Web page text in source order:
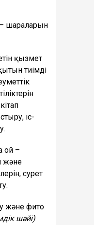
шараларын
қызмет
тиімді
іс-
ой –
және
сурет
және фито
шәйі)